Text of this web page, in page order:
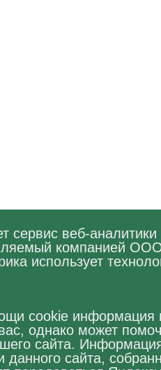
сервис веб-
компанией
использует
cookie информация
однако может
сайта.
данного сайта,